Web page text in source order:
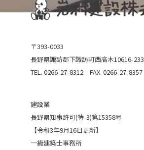
〒393-0033
長野県諏訪郡下諏訪町西高木10616-233
TEL. 0266-27-8312 FAX. 0266-27-8357
建設業
長野県知事許可(特-3)第15358号
【令和3年9月16日更新】
一級建築士事務所